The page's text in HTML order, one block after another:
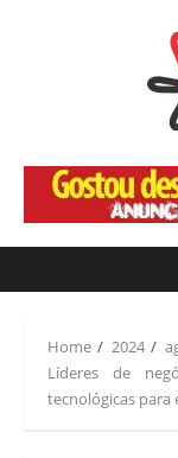
Home 2024
Líderes de
tecnológicas para